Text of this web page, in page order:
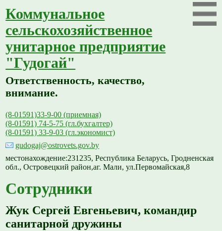
Коммунальное
сельскохозяйственное
унитарное предприятие
"Гудогай"
Ответственность, качество,
внимание.
(8-01591)33-9-00 (приемная)
(8-01591) 74-5-75 (гл.бухгалтер)
(8-01591) 33-9-03 (гл.экономист)
gudogaj@ostrovets.gov.by
местонахождение:231235, Республика Беларусь, Гродненская
обл., Островецкий район,аг. Мали, ул.Первомайская,8
Сотрудники
Жук Сергей Евгеньевич, командир
санитарной дружины